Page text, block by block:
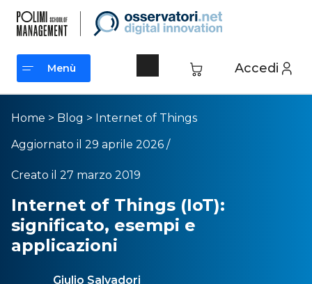
Accedi
Menù
Menù
Home > Blog > Internet of Things
Aggiornato il 29 aprile 2026 /
Creato il 27 marzo 2019
Internet of Things (IoT):
significato, esempi e
applicazioni
Giulio Salvadori